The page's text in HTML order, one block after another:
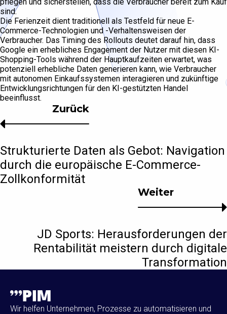
sind.
Die Ferienzeit dient traditionell als Testfeld für neue E-
Commerce-Technologien und -Verhaltensweisen der
Verbraucher. Das Timing des Rollouts deutet darauf hin, dass
Google ein erhebliches Engagement der Nutzer mit diesen KI-
Shopping-Tools während der Hauptkaufzeiten erwartet, was
potenziell erhebliche Daten generieren kann, wie Verbraucher
mit autonomen Einkaufssystemen interagieren und zukünftige
Entwicklungsrichtungen für den KI-gestützten Handel
beeinflusst.
Weiter
JD Sports: Herausforderungen der
Rentabilität meistern durch digitale
Transformation
Zurück
Strukturierte Daten als Gebot: Navigation
durch die europäische E-Commerce-
Zollkonformität
Wir helfen Unternehmen, Prozesse zu automatisieren und